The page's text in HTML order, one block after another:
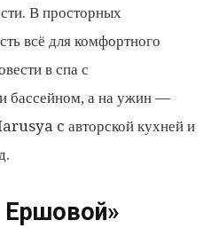
В просторных
всё для комфортного
в спа с
бассейном, а на ужин —
c авторской кухней и